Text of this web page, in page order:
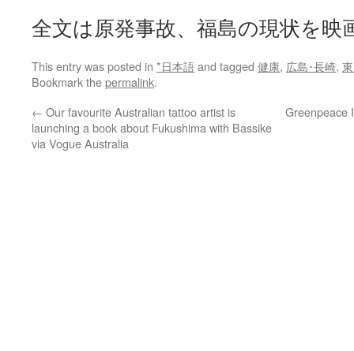
全文は原発事故、福島の現状を
This entry was posted in *日本語and tagged 健康, 広島･長崎,
Bookmark thepermalink.
← Our favourite Australian tattoo artist is
launching a book about Fukushima with Bassike
via Vogue Australia
Greenpeace